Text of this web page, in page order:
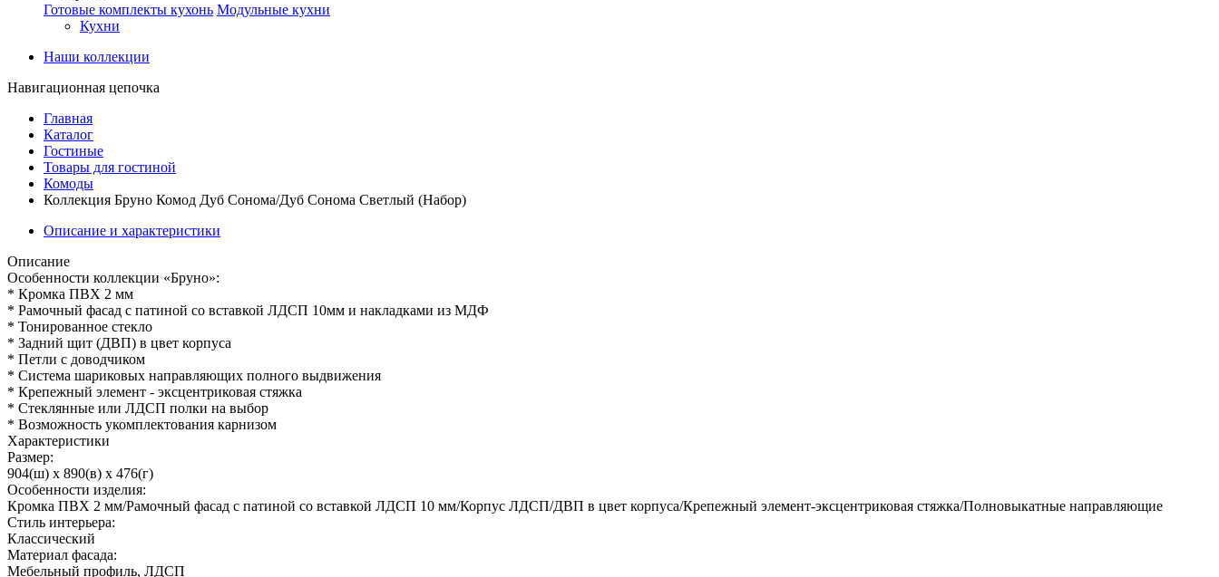
Готовые комплекты кухонь Модульные кухни
Кухни
Наши коллекции
Навигационная цепочка
Главная
Каталог
Гостиные
Товары для гостиной
Комоды
Коллекция Бруно Комод Дуб Сонома/Дуб Сонома Светлый (Набор)
Описание и характеристики
Описание
Особенности коллекции «Бруно»:
* Кромка ПВХ 2 мм
* Рамочный фасад с патиной со вставкой ЛДСП 10мм и накладками из МДФ
* Тонированное стекло
* Задний щит (ДВП) в цвет корпуса
* Петли с доводчиком
* Система шариковых направляющих полного выдвижения
* Крепежный элемент - эксцентриковая стяжка
* Стеклянные или ЛДСП полки на выбор
* Возможность укомплектования карнизом
Характеристики
Размер:
904(ш) x 890(в) x 476(г)
Особенности изделия:
Кромка ПВХ 2 мм/Рамочный фасад с патиной со вставкой ЛДСП 10 мм/Корпус ЛДСП/ДВП в цвет корпуса/Крепежный элемент-эксцентриковая стяжка/Полновыкатные направляющие
Стиль интерьера:
Классический
Материал фасада:
Мебельный профиль, ЛДСП